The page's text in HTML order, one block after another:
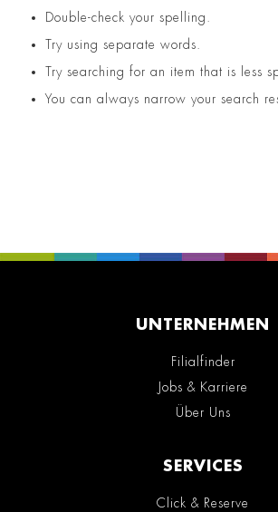
Double-check your spelling.
Try using separate words.
Try searching for an item that is less
You can always narrow your search
UNTERNEHMEN
Filialfinder
Jobs & Karriere
Über Uns
SERVICES
Click & Reserve